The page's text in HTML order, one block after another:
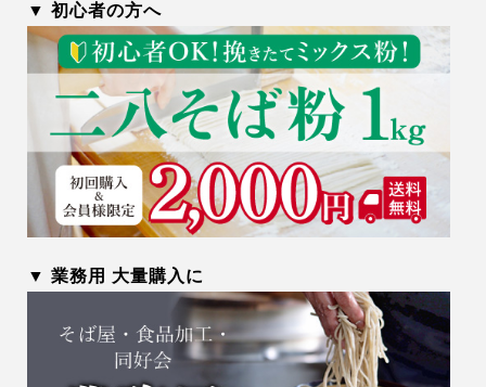
▼ 初心者の方へ
▼ 業務用 大量購入に